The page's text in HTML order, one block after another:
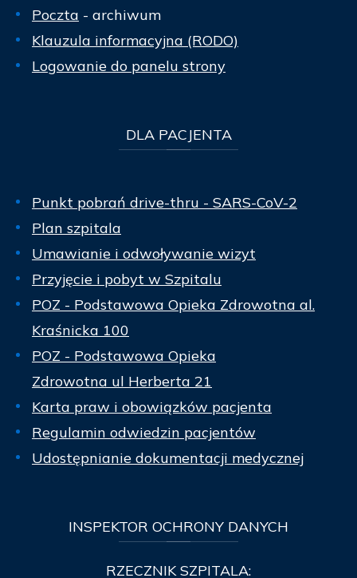
Poczta - archiwum
Klauzula informacyjna (RODO)
Logowanie do panelu strony
DLAPACJENTA
Punkt pobrań drive-thru - SARS-CoV-2
Plan szpitala
Umawianie i odwoływanie wizyt
Przyjęcie i pobyt w Szpitalu
POZ - Podstawowa Opieka Zdrowotna al.
Kraśnicka 100
POZ - Podstawowa Opieka
Zdrowotna ul Herberta 21
Karta praw i obowiązków pacjenta
Regulamin odwiedzin pacjentów
Udostępnianie dokumentacji medycznej
INSPEKTOR OCHRONY DANYCH
RZECZNIK SZPITALA: